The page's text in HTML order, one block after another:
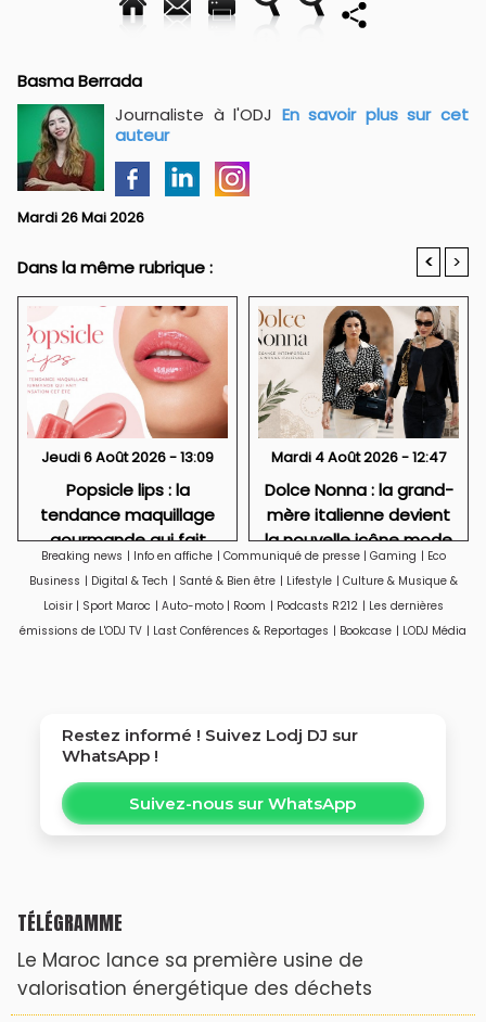
Basma Berrada
Journaliste à l'ODJ En savoir plus sur cet
auteur
Mardi 26 Mai 2026
Dans la même rubrique : < >
Jeudi 6 Août 2026 - 13:09
Popsicle lips : la
tendance maquillage
gourmande qui fait
sensation cet été
Mardi 4 Août 2026 - 12:47
Dolce Nonna : la grand-
mère italienne devient
la nouvelle icône mode
de la Gen Z
Breaking news | Info en affiche | Communiqué de presse | Gaming | Eco
Business | Digital & Tech | Santé & Bien être | Lifestyle | Culture & Musique &
Loisir | Sport Maroc | Auto-moto | Room | Podcasts R212 | Les dernières
émissions de L'ODJ TV | Last Conférences & Reportages | Bookcase | LODJ Média
Restez informé ! Suivez Lodj DJ sur
WhatsApp !
Suivez-nous sur WhatsApp
TÉLÉGRAMME
Le Maroc lance sa première usine de
valorisation énergétique des déchets